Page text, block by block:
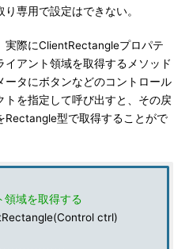
専用で設定はできない。
際にClientRectangleプロパテ
イアント領域を取得するメソッド
ータにボタンなどのコントロール
トを指定して呼び出すと、その戻
Rectangle型で取得することがで
領域を取得する
ctrl)